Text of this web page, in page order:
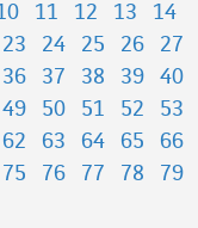
11 12 13
14
23 24 25 26
27
36 37 38 39
40
49 50 51 52
53
62 63 64 65
66
75 76 77 78
79